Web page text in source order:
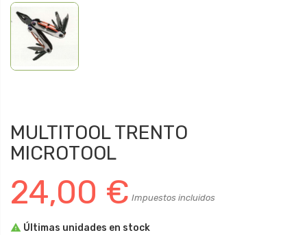
MULTITOOL TRENTO
MICROTOOL
24,00 € Impuestos incluidos
 Últimas unidades en stock